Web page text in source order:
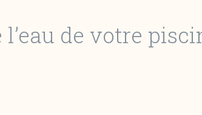
de votre